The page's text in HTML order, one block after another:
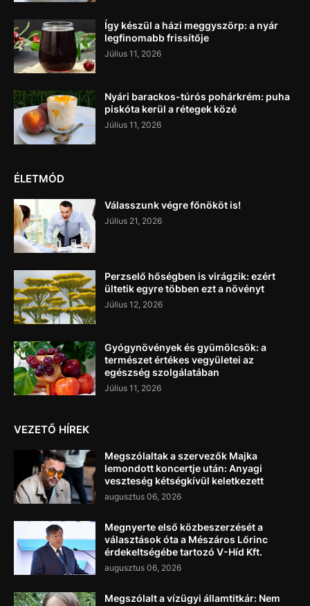
Így készül a házi meggyszörp: a nyár
legfinomabb frissítője
Július 11, 2026
Nyári barackos-túrós pohárkrém: puha
piskóta kerül a rétegek közé
Július 11, 2026
ÉLETMÓD
Válasszunk végre főnököt is!
Július 21, 2026
Perzselő hőségben is virágzik: ezért
ültetik egyre többen ezt a növényt
Július 12, 2026
Gyógynövények és gyümölcsök: a
természet értékes vegyületei az
egészség szolgálatában
Július 11, 2026
VEZETŐ HÍREK
Megszólaltak a szervezők Majka
lemondott koncertje után: Anyagi
veszteség kétségkívül keletkezett
augusztus 06, 2026
Megnyerte első közbeszerzését a
választások óta a Mészáros Lőrinc
érdekeltségébe tartozó V-Híd Kft.
augusztus 06, 2026
Megszólalt a vízügyi államtitkár: Nem